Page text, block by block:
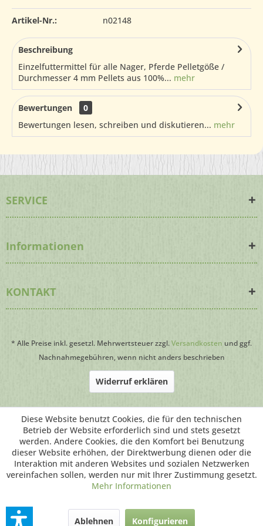
Artikel-Nr.: n02148
Beschreibung
Einzelfuttermittel für alle Nager, Pferde Pelletgöße /
Durchmesser 4 mm Pellets aus 100%... mehr
Bewertungen
0
Bewertungen lesen, schreiben und diskutieren... mehr
SERVICE
Informationen
KONTAKT
* Alle Preise inkl. gesetzl. Mehrwertsteuer zzgl.Versandkosten und ggf.
Nachnahmegebühren, wenn nicht anders beschrieben
Widerruf erklären
Webdesignby HomepageWartung24.de
Diese Website benutzt Cookies, die für den technischen
Betrieb der Website erforderlich sind und stets gesetzt
werden. Andere Cookies, die den Komfort bei Benutzung
dieser Website erhöhen, der Direktwerbung dienen oder die
Interaktion mit anderen Websites und sozialen Netzwerken
vereinfachen sollen, werden nur mit Ihrer Zustimmung gesetzt.
Mehr Informationen
Ablehnen Konfigurieren